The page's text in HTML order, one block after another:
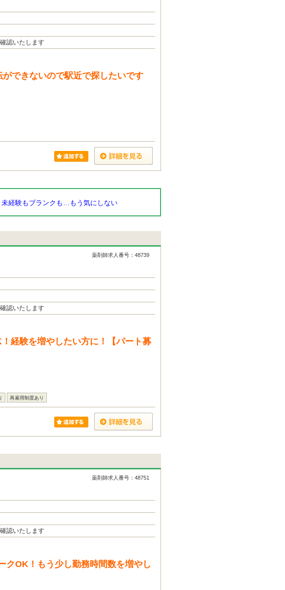
認いたします
できないので駅近で探したいです
未経験もブランクも…もう気にしない
薬剤師求人番号：48739
認いたします
経験を増やしたい方に！【パート募
再雇用制度あり
薬剤師求人番号：48751
認いたします
クOK！もう少し勤務時間数を増やし